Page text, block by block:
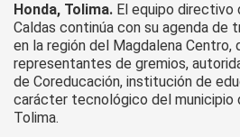
Honda, Tolima. El equipo directivo
Caldas continúa con su agenda de
en la región del Magdalena Centro,
representantes de gremios,
de Coreducación, institución de
carácter tecnológico del municipio
Tolima.